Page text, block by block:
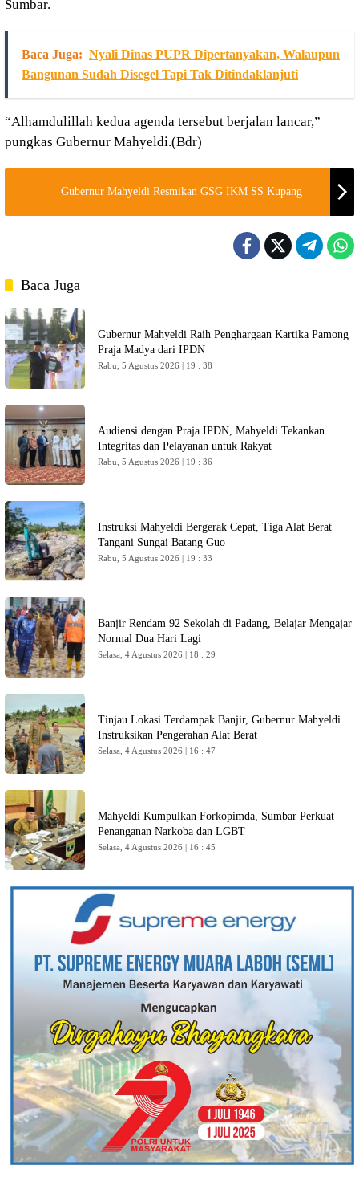
Sumbar.
Baca Juga: Nyali Dinas PUPR Dipertanyakan, Walaupun
Bangunan Sudah Disegel Tapi Tak Ditindaklanjuti
“Alhamdulillah kedua agenda tersebut berjalan lancar,”
pungkas Gubernur Mahyeldi.(Bdr)
Gubernur Mahyeldi Resmikan GSG IKM SS Kupang
Baca Juga
Gubernur Mahyeldi Raih Penghargaan Kartika Pamong
Praja Madya dari IPDN
Rabu, 5 Agustus 2026 | 19 : 38
Audiensi dengan Praja IPDN, Mahyeldi Tekankan
Integritas dan Pelayanan untuk Rakyat
Rabu, 5 Agustus 2026 | 19 : 36
Instruksi Mahyeldi Bergerak Cepat, Tiga Alat Berat
Tangani Sungai Batang Guo
Rabu, 5 Agustus 2026 | 19 : 33
Banjir Rendam 92 Sekolah di Padang, Belajar Mengajar
Normal Dua Hari Lagi
Selasa, 4 Agustus 2026 | 18 : 29
Tinjau Lokasi Terdampak Banjir, Gubernur Mahyeldi
Instruksikan Pengerahan Alat Berat
Selasa, 4 Agustus 2026 | 16 : 47
Mahyeldi Kumpulkan Forkopimda, Sumbar Perkuat
Penanganan Narkoba dan LGBT
Selasa, 4 Agustus 2026 | 16 : 45